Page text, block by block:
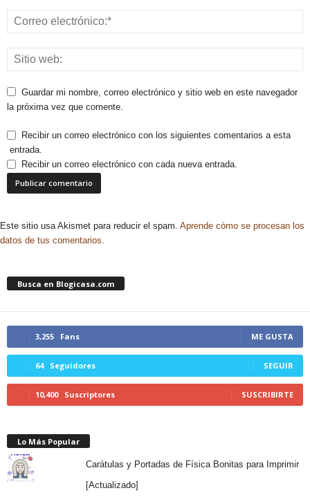
Guardar mi nombre, correo electrónico y sitio web en este navegador
la próxima vez que comente.
Recibir un correo electrónico con los siguientes comentarios a esta
entrada.
Recibir un correo electrónico con cada nueva entrada.
Este sitio usa Akismet para reducir el spam. Aprende cómo se procesan los
datos de tus comentarios.
Busca en Blogicasa.com
3,255 Fans ME GUSTA
64 Seguidores SEGUIR
10,400 Suscriptores SUSCRIBIRTE
Lo Más Popular
Carátulas y Portadas de Física Bonitas para Imprimir
[Actualizado]